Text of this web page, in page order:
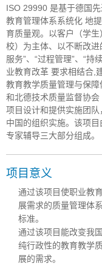
ISO 29990 是基于德国
教育管理体系系统化 地
育质量观。以客户（学
校）为主体、以不断改
服务”、“过程管理”、“持
业教育改革 要求相结合,
教育教学质量管理与保障
和北德技术质量监督协
项目设计和提供实施团
中国的组织实施。该项
专家辅导三大部分组成。
项目意义
通过该项目使职业教
展需求的质量管理体
标准。
通过该项目能改变我
纯行政性的教育教学
展的需求。